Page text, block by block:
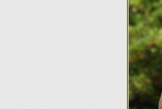
thumbnail Next